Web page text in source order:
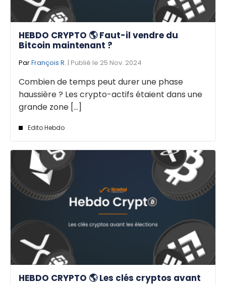
HEBDO CRYPTO 🌎 Faut-il vendre du
Bitcoin maintenant ?
ParFrançois R. | Publié le 25 Nov. 2024
Combien de temps peut durer une phase
haussière ? Les crypto-actifs étaient dans une
grande zone [...]
Edito Hebdo
HEBDO CRYPTO 🌎 Les clés cryptos avant